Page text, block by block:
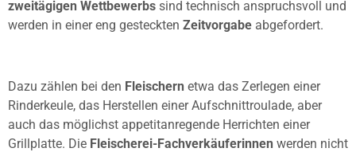
zweitägigen Wettbewerbs sind technisch anspruchsvoll und
werden in einer eng gesteckten Zeitvorgabe abgefordert.
Dazu zählen bei den Fleischern etwa das Zerlegen einer
Rinderkeule, das Herstellen einer Aufschnittroulade, aber
auch das möglichst appetitanregende Herrichten einer
Grillplatte. Die Fleischerei-Fachverkäuferinnen werden nicht